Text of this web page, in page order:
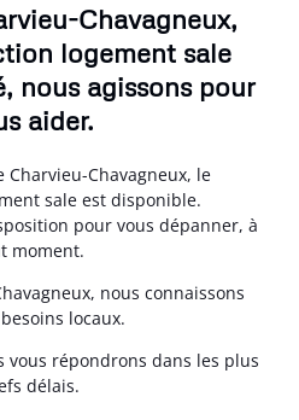
Chavagneux,
logement sale
nous agissons pour
aider.
Charvieu-Chavagneux, le
sale est disponible.
pour vous dépanner, à
moment.
nous connaissons
locaux.
vous répondrons dans les plus
délais.